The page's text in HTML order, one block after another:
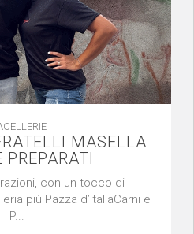
MASELLA
PREPARATI
con un tocco di
più Pazza d’ItaliaCarni e
P...